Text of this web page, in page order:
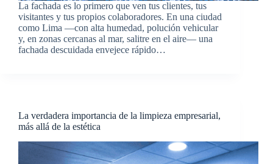
La fachada es lo primero que ven tus clientes, tus
visitantes y tus propios colaboradores. En una ciudad
como Lima —con alta humedad, polución vehicular
y, en zonas cercanas al mar, salitre en el aire— una
fachada descuidada envejece rápido…
La verdadera importancia de la limpieza empresarial,
más allá de la estética